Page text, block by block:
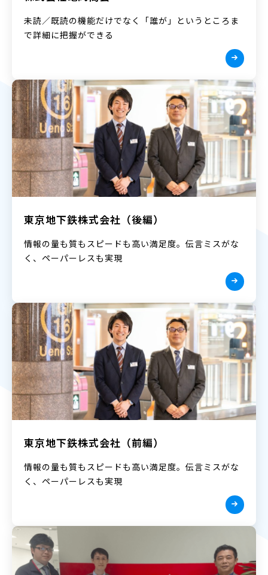
未読／既読の機能だけでなく「誰が」というところま
で詳細に把握ができる
東京地下鉄株式会社（後編）
情報の量も質もスピードも高い満足度。伝言ミスがな
く、ペーパーレスも実現
東京地下鉄株式会社（前編）
情報の量も質もスピードも高い満足度。伝言ミスがな
く、ペーパーレスも実現